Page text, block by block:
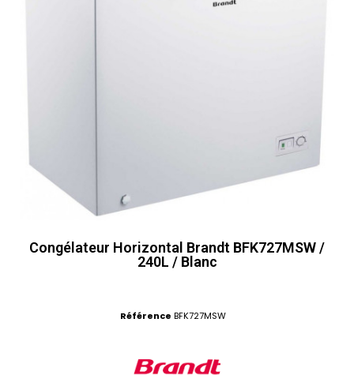
Congélateur Horizontal Brandt BFK727MSW /
240L / Blanc
Référence BFK727MSW